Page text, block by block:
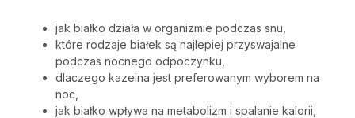
jak białko działa w organizmie podczas snu,
które rodzaje białek są najlepiej przyswajalne
podczas nocnego odpoczynku,
dlaczego kazeina jest preferowanym wyborem na
noc,
jak białko wpływa na metabolizm i spalanie kalorii,